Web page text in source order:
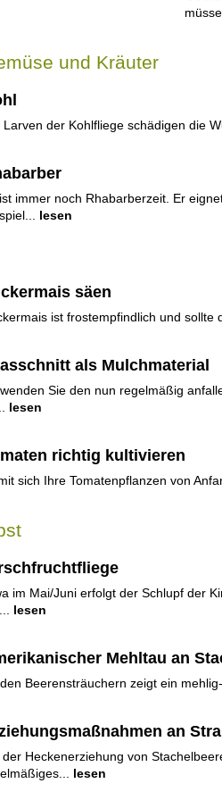
und Kräuter
Larven der Kohlfliege schädigen die
immer noch Rhabarberzeit. Er
lesen
säen
ist frostempfindlich und sollte
als Mulchmaterial
Sie den nun regelmäßig
lesen
richtig kultivieren
sich Ihre Tomatenpflanzen von
im Mai/Juni erfolgt der Schlupf der
lesen
Mehltau an
Beerensträuchern zeigt ein
an
der Heckenerziehung von
lesen